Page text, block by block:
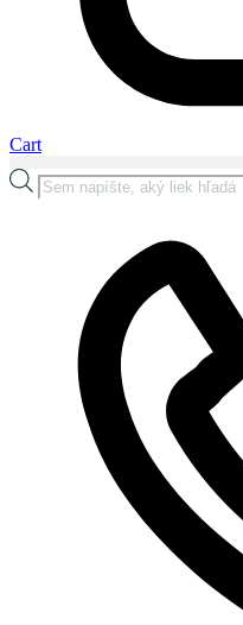
Cart
Products
search